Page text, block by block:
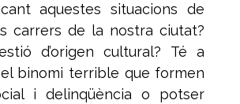
aquestes situacions de
carrers de la nostra ciutat?
d’origen cultural? Té a
binomi terrible que formen
i delinqüència o potser